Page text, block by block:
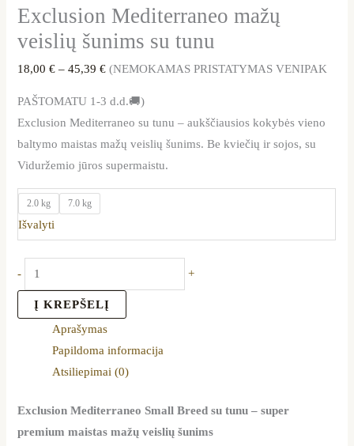
Exclusion Mediterraneo mažų
veislių šunims su tunu
18,00€ – 45,39€ (NEMOKAMAS PRISTATYMAS VENIPAK
PAŠTOMATU 1-3 d.d.🚚)
Exclusion Mediterraneo su tunu – aukščiausios kokybės vieno
baltymo maistas mažų veislių šunims. Be kviečių ir sojos, su
Viduržemio jūros supermaistu.
2.0 kg 7.0 kg
Išvalyti
- +
Į KREPŠELĮ
Aprašymas
Papildoma informacija
Atsiliepimai (0)
Exclusion Mediterraneo Small Breed su tunu – super
premium maistas mažų veislių šunims